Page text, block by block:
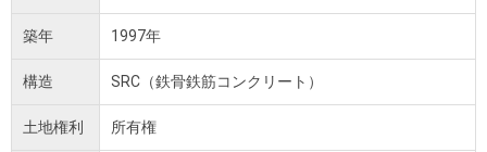
築年 1997年
構造 SRC（鉄骨鉄筋コンクリート）
土地権利 所有権